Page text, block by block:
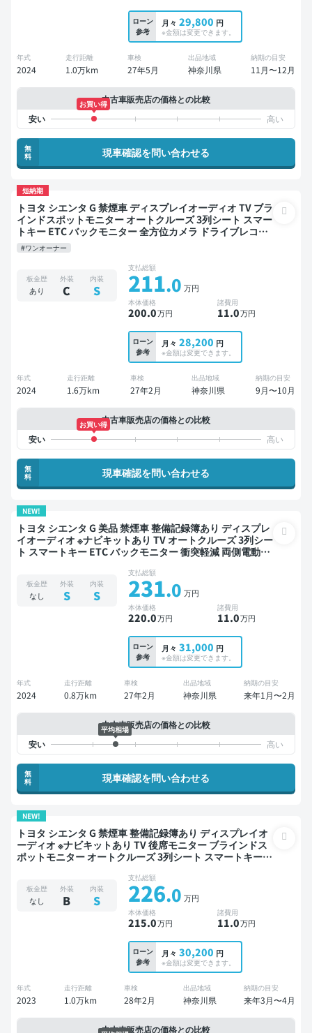
ローン
参考
月々 29,800 円
※金額は変更できます。
年式
2024
走行距離
1.0万km
車検
27年5月
出品地域
神奈川県
納期の目安
11月〜12月
中古車販売店の価格との比較
お買い得
無
料
現車確認を問い合わせる
短納期
トヨタ シエンタ G 禁煙車 ディスプレイオーディオ TV ブラ
インドスポットモニター オートクルーズ 3列シート スマー
トキー ETC バックモニター 全方位カメラ ドライブレコー
ダー 衝突軽減 両側電動スライドドア 7人乗り
#ワンオーナー
板金歴
あり
外装
C
内装
S
支払総額
211.0 万円
本体価格
200.0万円
諸費用
11.0万円
ローン
参考
月々 28,200 円
※金額は変更できます。
年式
2024
走行距離
1.6万km
車検
27年2月
出品地域
神奈川県
納期の目安
9月〜10月
中古車販売店の価格との比較
お買い得
無
料
現車確認を問い合わせる
NEW!
トヨタ シエンタ G 美品 禁煙車 整備記録簿あり ディスプレ
イオーディオ ※ナビキットあり TV オートクルーズ 3列シー
ト スマートキー ETC バックモニター 衝突軽減 両側電動ス
板金歴
なし
外装
S
内装
S
支払総額
231.0 万円
本体価格
220.0万円
諸費用
11.0万円
ローン
参考
月々 31,000 円
※金額は変更できます。
年式
2024
走行距離
0.8万km
車検
27年2月
出品地域
神奈川県
納期の目安
来年1月〜2月
中古車販売店の価格との比較
平均相場
無
料
現車確認を問い合わせる
NEW!
トヨタ シエンタ G 禁煙車 整備記録簿あり ディスプレイオ
ーディオ ※ナビキットあり TV 後席モニター ブラインドス
ポットモニター オートクルーズ 3列シート スマートキー
板金歴
なし
外装
B
内装
S
支払総額
226.0 万円
本体価格
215.0万円
諸費用
11.0万円
ローン
参考
月々 30,200 円
※金額は変更できます。
年式
2023
走行距離
1.0万km
車検
28年2月
出品地域
神奈川県
納期の目安
来年3月〜4月
中古車販売店の価格との比較